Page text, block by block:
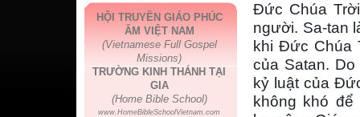
HỘI TRUYỀN GIÁO PHÚC
ÂM VIỆT NAM
(Vietnamese Full Gospel
Missions)
TRƯỜNG KINH THÁNH TẠI
GIA
(Home Bible School)
www.HomeBibleSchoolVietnam.com
Đức Chúa
người. Sa-tan
khi Đức Chúa
của Satan.
kỷ luật của
không khó